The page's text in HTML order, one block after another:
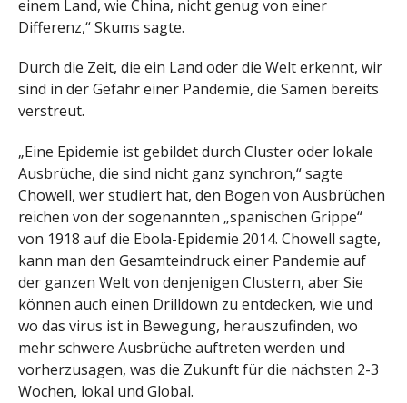
einem Land, wie China, nicht genug von einer
Differenz,“ Skums sagte.
Durch die Zeit, die ein Land oder die Welt erkennt, wir
sind in der Gefahr einer Pandemie, die Samen bereits
verstreut.
„Eine Epidemie ist gebildet durch Cluster oder lokale
Ausbrüche, die sind nicht ganz synchron,“ sagte
Chowell, wer studiert hat, den Bogen von Ausbrüchen
reichen von der sogenannten „spanischen Grippe“
von 1918 auf die Ebola-Epidemie 2014. Chowell sagte,
kann man den Gesamteindruck einer Pandemie auf
der ganzen Welt von denjenigen Clustern, aber Sie
können auch einen Drilldown zu entdecken, wie und
wo das virus ist in Bewegung, herauszufinden, wo
mehr schwere Ausbrüche auftreten werden und
vorherzusagen, was die Zukunft für die nächsten 2-3
Wochen, lokal und Global.